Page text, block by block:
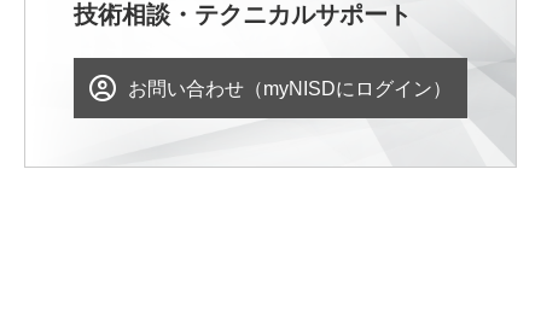
技術相談・テクニカルサポート
お問い合わせ（myNISDにログイン）